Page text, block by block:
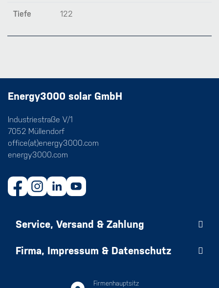
Tiefe 122
Energy3000 solar GmbH
Industriestraße V/1
7052 Müllendorf
office(at)energy3000.com
energy3000.com
Service, Versand & Zahlung
Firma, Impressum & Datenschutz
Firmenhauptsitz